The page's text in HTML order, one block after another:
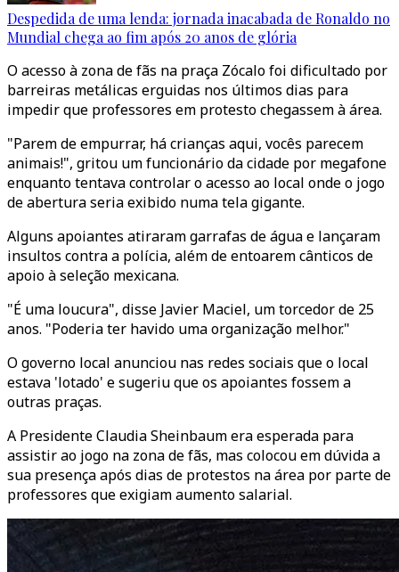
Despedida de uma lenda: jornada inacabada de Ronaldo no
Mundial chega ao fim após 20 anos de glória
O acesso à zona de fãs na praça Zócalo foi dificultado por
barreiras metálicas erguidas nos últimos dias para
impedir que professores em protesto chegassem à área.
"Parem de empurrar, há crianças aqui, vocês parecem
animais!", gritou um funcionário da cidade por megafone
enquanto tentava controlar o acesso ao local onde o jogo
de abertura seria exibido numa tela gigante.
Alguns apoiantes atiraram garrafas de água e lançaram
insultos contra a polícia, além de entoarem cânticos de
apoio à seleção mexicana.
"É uma loucura", disse Javier Maciel, um torcedor de 25
anos. "Poderia ter havido uma organização melhor."
O governo local anunciou nas redes sociais que o local
estava 'lotado' e sugeriu que os apoiantes fossem a
outras praças.
A Presidente Claudia Sheinbaum era esperada para
assistir ao jogo na zona de fãs, mas colocou em dúvida a
sua presença após dias de protestos na área por parte de
professores que exigiam aumento salarial.